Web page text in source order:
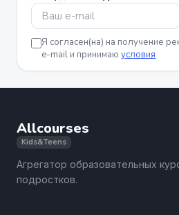
Я согласен(на) на получение
e-mail и принимаю условия
Allcourses
Kids&Teens
Агрегатор образовательных
подростков.